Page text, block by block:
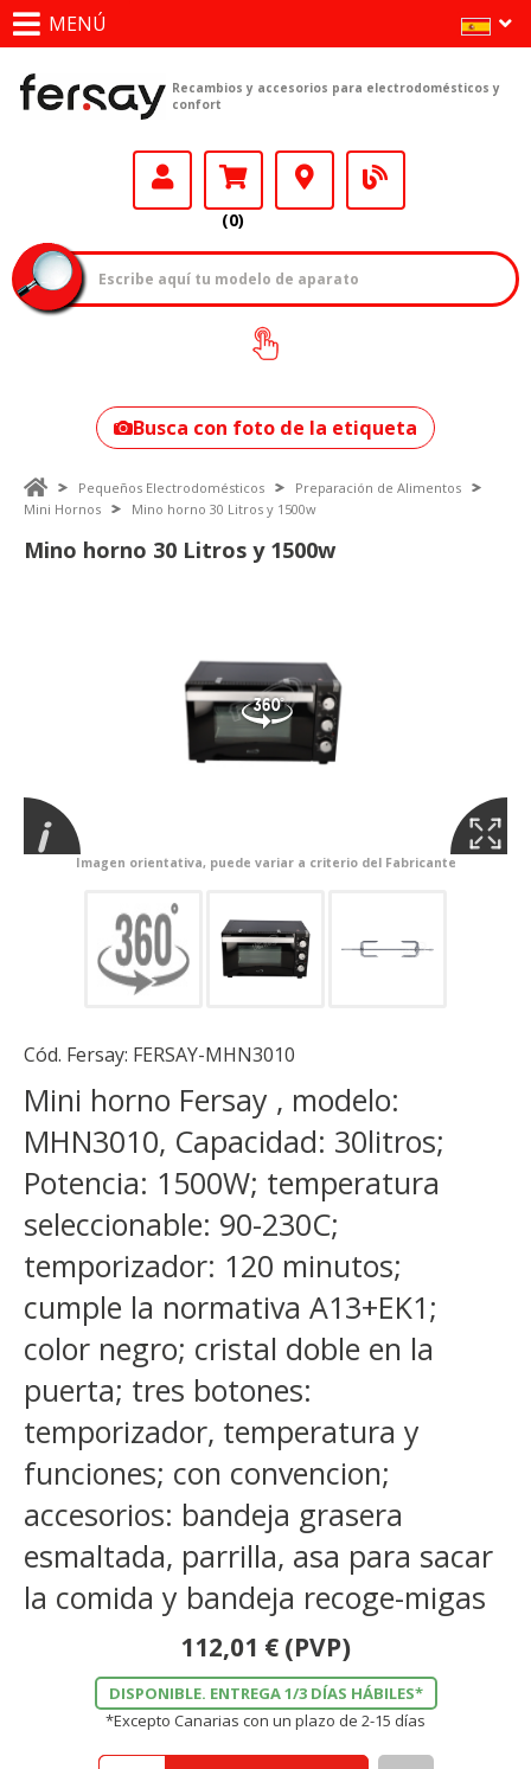
MENÚ
Recambios y accesorios para electrodomésticos y
confort
(0)
¿Cómo encontrar
tu modelo?
Busca con foto de la etiqueta
Pequeños Electrodomésticos
Preparación de Alimentos
Mini Hornos
Mino horno 30 Litros y 1500w
Mino horno 30 Litros y 1500w
Imagen orientativa, puede variar a criterio del Fabricante
Cód. Fersay: FERSAY-MHN3010
Mini horno Fersay , modelo:
MHN3010, Capacidad: 30litros;
Potencia: 1500W; temperatura
seleccionable: 90-230C;
temporizador: 120 minutos;
cumple la normativa A13+EK1;
color negro; cristal doble en la
puerta; tres botones:
temporizador, temperatura y
funciones; con convencion;
accesorios: bandeja grasera
esmaltada, parrilla, asa para sacar
la comida y bandeja recoge-migas
112,01 € (PVP)
DISPONIBLE. ENTREGA 1/3 DÍAS HÁBILES*
*Excepto Canarias con un plazo de 2-15 días